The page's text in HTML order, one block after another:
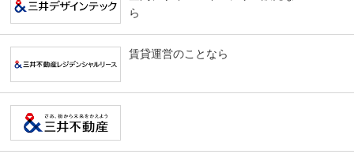
ら
賃貸運営のことなら